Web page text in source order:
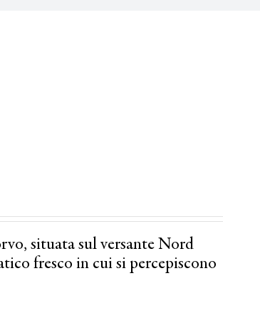
situata sul versante Nord
fresco in cui si percepiscono